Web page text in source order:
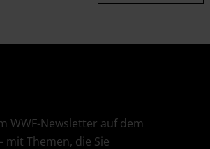
WWF-Newsletter auf dem
mit Themen, die Sie